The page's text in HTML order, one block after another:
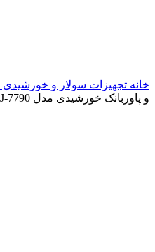
خانه تجهیزات سولار و خورشیدی
و پاوربانک خورشیدی مدل WMJ-7790